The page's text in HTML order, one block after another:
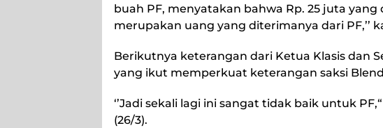
buah PF, menyatakan bahwa Rp. 25 juta
merupakan uang yang diterimanya dari PF,’’
Berikutnya keterangan dari Ketua Klasis dan
yang ikut memperkuat keterangan saksi
‘’Jadi sekali lagi ini sangat tidak baik untuk
(26/3).